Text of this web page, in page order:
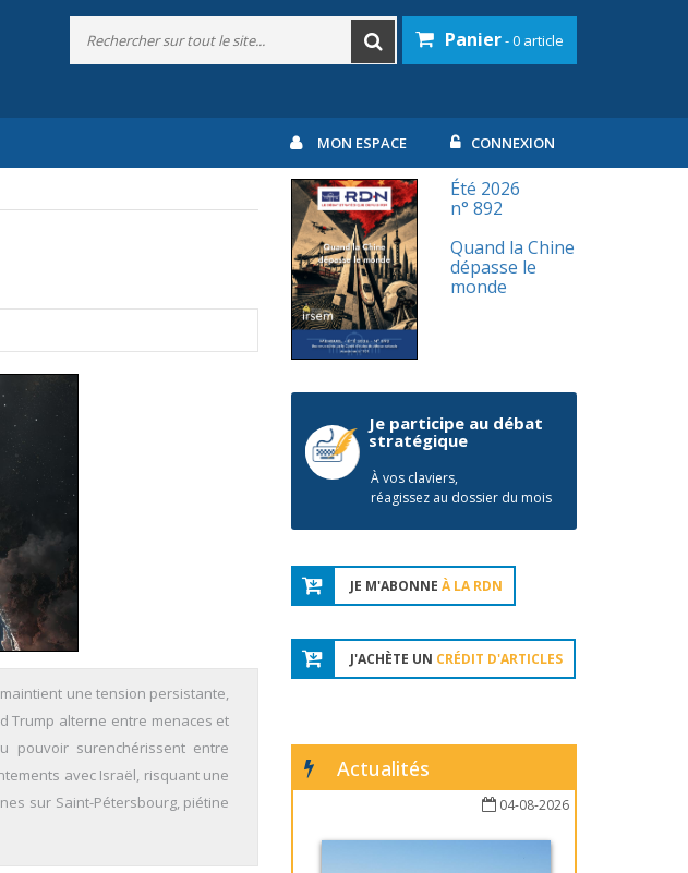
Panier- 0 article
MON ESPACE CONNEXION
une tension persistante,
Trump alterne entre menaces et
pouvoir surenchérissent entre
avec Israël, risquant une
sur Saint-Pétersbourg, piétine
Été 2026
n° 892
Quand la Chine
dépasse le
monde
Je participe au débat
stratégique
À vos claviers,
réagissez au dossier du mois
JE M'ABONNE À LA RDN
J'ACHÈTE UN CRÉDIT D'ARTICLES
Actualités
04-08-2026